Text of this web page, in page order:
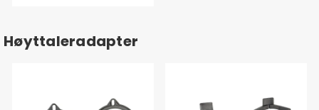
Høyttaleradapter